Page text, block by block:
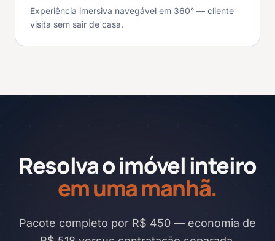
Experiência imersiva navegável em 360° — cliente
visita sem sair de casa.
Resolva o imóvel inteiro
em uma manhã.
Pacote completo por R$ 450 — economia de